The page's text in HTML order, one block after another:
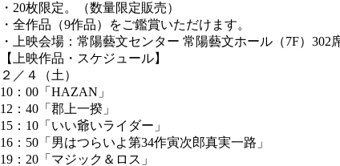
・20枚限定。（数量限定販売）
・全作品（9作品）をご鑑賞いただけます。
・上映会場：常陽藝文センター 常陽藝文ホール（7F）
【上映作品・スケジュール】
２／４（土）
10：00「HAZAN」
12：40「郡上一揆」
15：10「いい爺いライダー」
16：50「男はつらいよ第34作寅次郎真実一路」
19：20「マジック＆ロス」